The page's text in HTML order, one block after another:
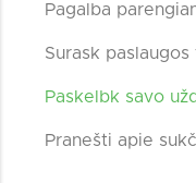
Pagalba
Surask paslaugos
Paskelbk savo
Pranešti apie